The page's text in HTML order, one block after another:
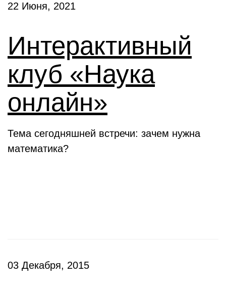
22 Июня, 2021
Интерактивный
клуб «Наука
онлайн»
Тема сегодняшней встречи: зачем нужна
математика?
03 Декабря, 2015